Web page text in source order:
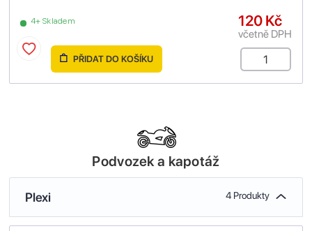
4+ Skladem 120 Kč
včetně DPH
PŘIDAT DO KOŠÍKU
Podvozek a kapotáž
Plexi 4 Produkty